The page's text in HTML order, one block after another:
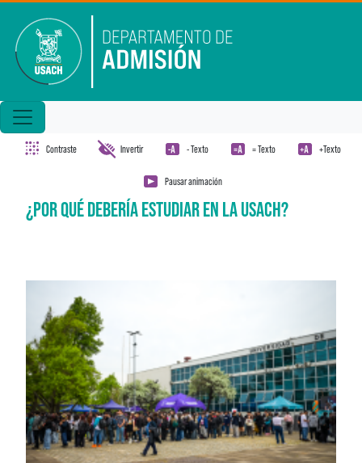
Contraste Invertir - Texto = Texto +Texto
Pausar animación
¿POR QUÉ DEBERÍA ESTUDIAR EN LA USACH?